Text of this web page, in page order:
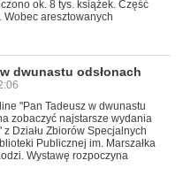
ok. 8 tys. książek. Część
Wobec aresztowanych
dwunastu odsłonach
"Pan Tadeusz w dwunastu
zobaczyć najstarsze wydania
z Działu Zbiorów Specjalnych
Publicznej im. Marszałka
Wystawę rozpoczyna